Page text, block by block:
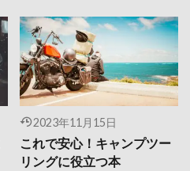
2023年11月15日
これで安心！キャンプツー
リングに役立つ本